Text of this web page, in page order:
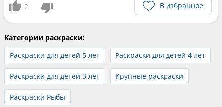
2 В избранное
Категории раскраски:
Раскраски для детей 5 лет
Раскраски для детей 4 лет
Раскраски для детей 3 лет Крупные раскраски
Раскраски Рыбы